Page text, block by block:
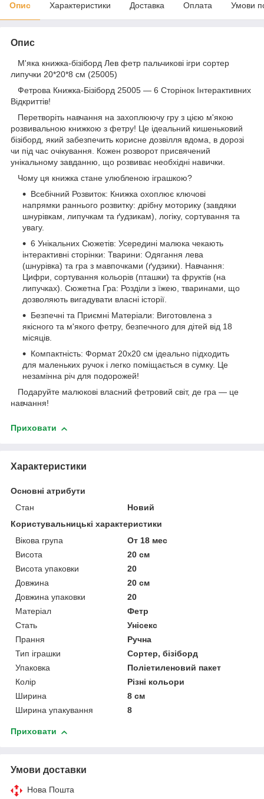
Опис Характеристики Доставка Оплата Умови
Опис
М'яка книжка-бізіборд Лев фетр пальчикові ігри сортер
липучки 20*20*8 см (25005)
Фетрова Книжка-Бізіборд 25005 — 6 Сторінок Інтерактивних
Відкриттів!
Перетворіть навчання на захоплюючу гру з цією м'якою
розвивальною книжкою з фетру! Це ідеальний кишеньковий
бізіборд, який забезпечить корисне дозвілля вдома, в дорозі
чи під час очікування. Кожен розворот присвячений
унікальному завданню, що розвиває необхідні навички.
Чому ця книжка стане улюбленою іграшкою?
Всебічний Розвиток: Книжка охоплює ключові
напрямки раннього розвитку: дрібну моторику (завдяки
шнурівкам, липучкам та ґудзикам), логіку, сортування та
увагу.
6 Унікальних Сюжетів: Усередині малюка чекають
інтерактивні сторінки: Тварини: Одягання лева
(шнурівка) та гра з мавпочками (ґудзики). Навчання:
Цифри, сортування кольорів (пташки) та фруктів (на
липучках). Сюжетна Гра: Розділи з їжею, тваринами, що
дозволяють вигадувати власні історії.
Безпечні та Приємні Матеріали: Виготовлена з
якісного та м'якого фетру, безпечного для дітей від 18
місяців.
Компактність: Формат 20х20 см ідеально підходить
для маленьких ручок і легко поміщається в сумку. Це
незамінна річ для подорожей!
Подаруйте малюкові власний фетровий світ, де гра — це
навчання!
Приховати
Характеристики
Основні атрибути
Стан
Новий
Користувальницькі характеристики
Вікова група
От 18 мес
Висота
20 см
Висота упаковки
20
Довжина
20 см
Довжина упаковки
20
Матеріал
Фетр
Стать
Унісекс
Прання
Ручна
Тип іграшки
Сортер, бізіборд
Упаковка
Поліетиленовий пакет
Колір
Різні кольори
Ширина
8 см
Ширина упакування
8
Приховати
Умови доставки
Нова Пошта